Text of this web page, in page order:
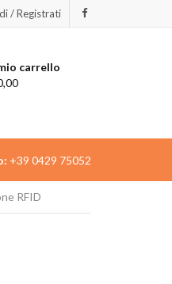
/ Registrati
carrello
+39 0429 75052
RFID